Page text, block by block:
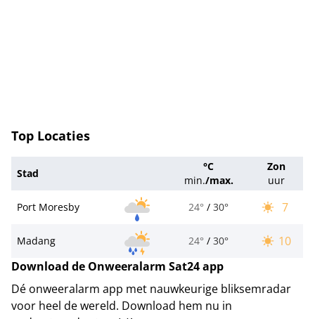
Top Locaties
Stad
°C
min./max.
Zon
uur
Port Moresby
24° / 30° 7
Madang 24° / 30°
10
Download de Onweeralarm Sat24 app
Dé onweeralarm app met nauwkeurige bliksemradar
voor heel de wereld. Download hem nu in